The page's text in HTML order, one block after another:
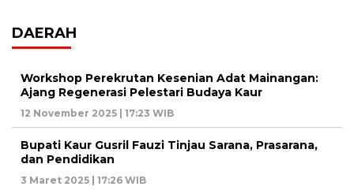
DAERAH
Workshop Perekrutan Kesenian Adat Mainangan:
Ajang Regenerasi Pelestari Budaya Kaur
12 November 2025 | 17:23 WIB
Bupati Kaur Gusril Fauzi Tinjau Sarana, Prasarana,
dan Pendidikan
3 Maret 2025 | 17:26 WIB